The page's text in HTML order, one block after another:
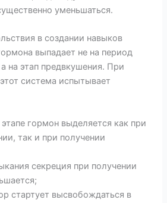
уменьшаться.
в создании навыков
выпадает не на период
на этап предвкушения. При
система испытывает
гормон выделяется как при
так и при получении
секреция при получении
стартует высвобождаться в